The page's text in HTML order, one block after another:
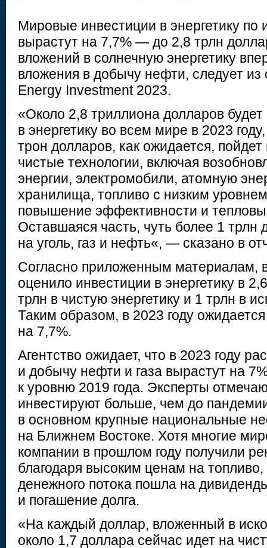
Мировые инвестиции в энергетику по
вырастут на 7,7% — до 2,8 трлн
вложений в солнечную энергетику
вложения в добычу нефти, следует
Energy Investment 2023.
«Около 2,8 триллиона долларов
в энергетику во всем мире в 2023
трон долларов, как ожидается, пойдет
чистые технологии, включая
энергии, электромобили, атомную
хранилища, топливо с низким
повышение эффективности и
Оставшаяся часть, чуть более 1 трлн
на уголь, газ и нефть«, — сказано в
Согласно приложенным материалам,
оценило инвестиции в энергетику в
трлн в чистую энергетику и 1 трлн в
Таким образом, в 2023 году
на 7,7%.
Агентство ожидает, что в 2023 году
и добычу нефти и газа вырастут на
к уровню 2019 года. Эксперты
инвестируют больше, чем до
в основном крупные национальные
на Ближнем Востоке. Хотя многие
компании в прошлом году получили
благодаря высоким ценам на топливо,
денежного потока пошла на
и погашение долга.
«На каждый доллар, вложенный в
около 1,7 доллара сейчас идет на